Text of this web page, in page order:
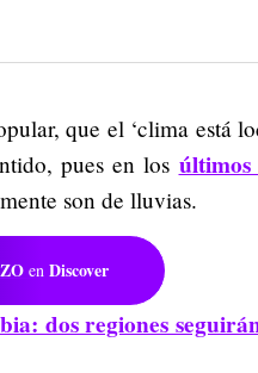
que el ‘clima está
pues en los últimos
son de lluvias.
en Discover
dos regiones